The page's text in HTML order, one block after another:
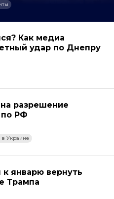
Как медиа
удар по Днепру
разрешение
по РФ
в Украине
январю вернуть
Трампа